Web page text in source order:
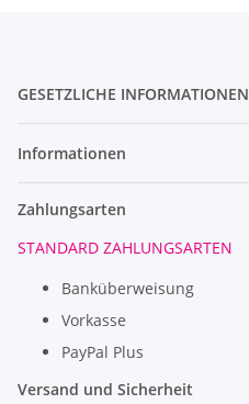
GESETZLICHE INFORMATIONEN
Informationen
Zahlungsarten
STANDARD ZAHLUNGSARTEN
Banküberweisung
Vorkasse
PayPal Plus
Versand und Sicherheit